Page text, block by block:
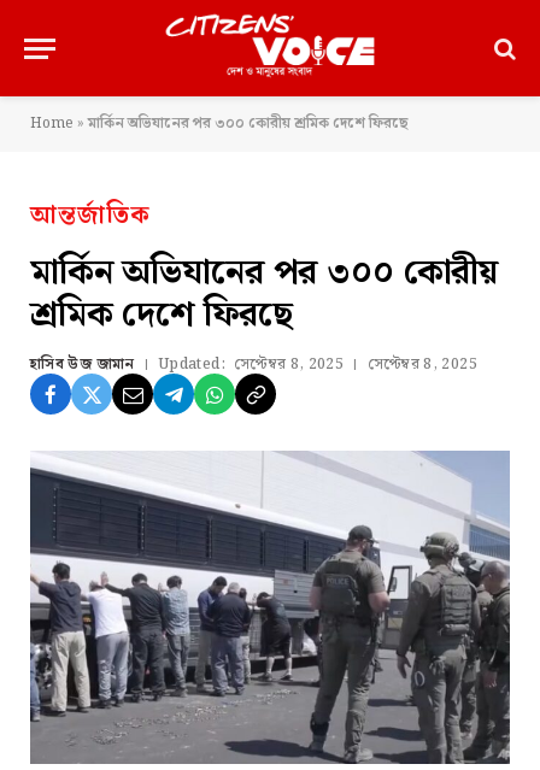
Home »মার্কিন অভিযানের পর ৩০০ কোরীয় শ্রমিক দেশে ফিরছে
আন্তর্জাতিক
মার্কিন অভিযানের পর ৩০০ কোরীয়
শ্রমিক দেশে ফিরছে
হাসিব উজ জামান Updated: সেপ্টেম্বর 8, 2025 সেপ্টেম্বর 8, 2025